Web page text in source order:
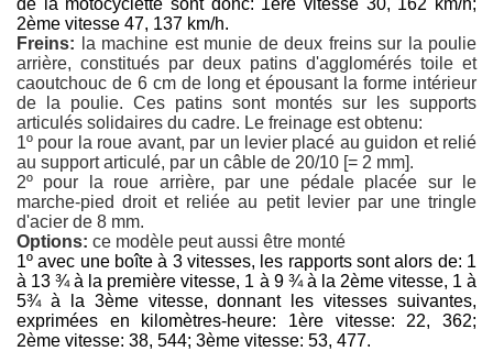
2ème vitesse 47, 137 km/h.
Freins: la machine est munie de deux freins sur la poulie
arrière, constitués par deux patins d'agglomérés toile et
caoutchouc de 6 cm de long et épousant la forme intérieur
de la poulie. Ces patins sont montés sur les supports
articulés solidaires du cadre. Le freinage est obtenu:
1º pour la roue avant, par un levier placé au guidon et relié
au support articulé, par un câble de 20/10 [= 2 mm].
2º pour la roue arrière, par une pédale placée sur le
marche-pied droit et reliée au petit levier par une tringle
d'acier de 8 mm.
Options: ce modèle peut aussi être monté
1º avec une boîte à 3 vitesses, les rapports sont alors de: 1
à 13 ¾ à la première vitesse, 1 à 9 ¾ à la 2ème vitesse, 1 à
5¾ à la 3ème vitesse, donnant les vitesses suivantes,
exprimées en kilomètres-heure: 1ère vitesse: 22, 362;
2ème vitesse: 38, 544; 3ème vitesse: 53, 477.